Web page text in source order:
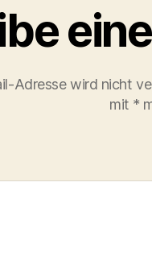
Adresse wird nicht
mit *